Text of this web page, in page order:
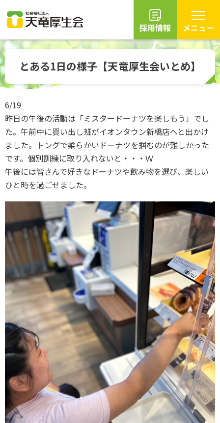
グ
ロ
ー
バ
ナ
ビ
ゲ
ー
シ
ョ
ン
本
文
へ
ロ
ー
カ
ル
ビ
ゲ
ー
シ
ョ
ン
へ
フ
ッ
タ
ー
採用情報 メニュー
とある1日の様子【天竜厚生会いとめ】
6/19
昨日の午後の活動は「ミスタードーナツを楽しもう」でし
た。午前中に買い出し班がイオンタウン新橋店へと出かけ
ました。トングで柔らかいドーナツを掴むのが難しかった
です。個別訓練に取り入れないと・・・Ｗ
午後には皆さんで好きなドーナツや飲み物を選び、楽しい
ひと時を過ごせました。